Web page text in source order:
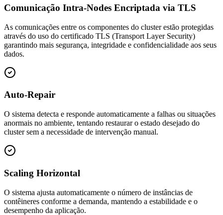
Comunicação Intra-Nodes Encriptada via TLS
As comunicações entre os componentes do cluster estão protegidas
através do uso do certificado TLS (Transport Layer Security)
garantindo mais segurança, integridade e confidencialidade aos seus
dados.
Auto-Repair
O sistema detecta e responde automaticamente a falhas ou situações
anormais no ambiente, tentando restaurar o estado desejado do
cluster sem a necessidade de intervenção manual.
Scaling Horizontal
O sistema ajusta automaticamente o número de instâncias de
contêineres conforme a demanda, mantendo a estabilidade e o
desempenho da aplicação.